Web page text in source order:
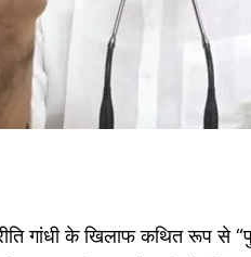
गांधी के खिलाफ कथित रूप से